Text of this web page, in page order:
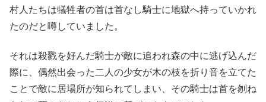
村人たちは犠牲者の首は首なし騎士に地獄へ持っていかれ
たのだと噂していました。
それは殺戮を好んだ騎士が敵に追われ森の中に逃げ込んだ
際に、偶然出会った二人の少女が木の枝を折り音を立てた
ことで敵に居場所が知られてしまい、その騎士は首を刎ね